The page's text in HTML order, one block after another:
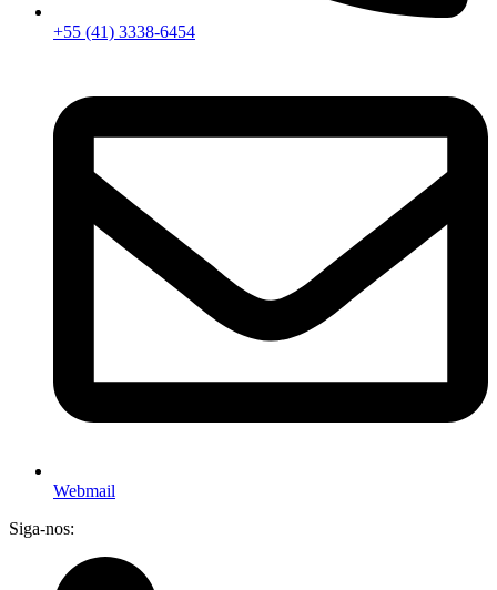
+55 (41) 3338-6454
Webmail
Siga-nos: